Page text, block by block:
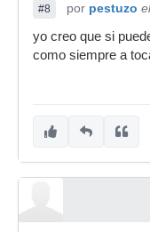
#8 por pestuzo
yo creo que si
como siempre a